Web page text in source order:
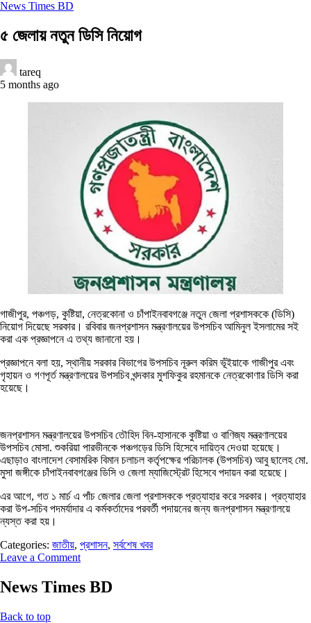
News Times BD
৫ জেলায় নতুন ডিসি নিয়োগ
tareq
5 months ago
গাজীপুর, পঞ্চগড়, কুষ্টিয়া, নেত্রকোনা ও চাঁপাইনবাবগঞ্জে নতুন জেলা প্রশাসককে (ডিসি)
নিয়োগ দিয়েছে সরকার। রবিবার জনপ্রশাসন মন্ত্রণালয়ের উপসচিব আমিনুল ইসলামের সই
করা এক প্রজ্ঞাপনে এ তথ্য জানানো হয়।
প্রজ্ঞাপনে বলা হয়, স্থানীয় সরকার বিভাগের উপসচিব নূরুল করিম ভূঁইয়াকে গাজীপুর এবং
গৃহায়ন ও গণপূর্ত মন্ত্রণালয়ের উপসচিব খন্দকার মুশফিকুর রহমানকে নেত্রকোণার ডিসি করা
হয়েছে।
জনপ্রশাসন মন্ত্রণালয়ের উপসচিব তৌহিদ বিন-হাসানকে কুষ্টিয়া ও বাণিজ্য মন্ত্রণালয়ের
উপসচিব মোসা. শুকরিয়া পারভীনকে পঞ্চগড়ের ডিসি হিসেবে দায়িত্ব দেওয়া হয়েছে।
এছাড়াও বাংলাদেশ বেসামরিক বিমান চলাচল কর্তৃপক্ষের পরিচালক (উপসচিব) আবু ছালেহ মো.
মুসা জঙ্গীকে চাঁপাইনবাবগঞ্জের ডিসি ও জেলা ম্যাজিস্ট্রেট হিসেবে পদায়ন করা হয়েছে।
এর আগে, গত ১ মার্চ এ পাঁচ জেলার জেলা প্রশাসককে প্রত্যাহার করে সরকার। প্রত্যাহার
করা উপ-সচিব পদমর্যাদার এ কর্মকর্তাদের পরবর্তী পদায়নের জন্য জনপ্রশাসন মন্ত্রণালয়ে
ন্যস্ত করা হয়।
Categories: জাতীয়, প্রশাসন, সর্বশেষ খবর
Leave a Comment
News Times BD
Back to top